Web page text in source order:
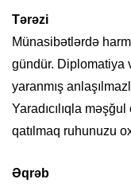
Tərəzi
Münasibətlərdə
gündür. Diplomatiya
yaranmış
Yaradıcılıqla
qatılmaq ruhunuzu
Əqrəb